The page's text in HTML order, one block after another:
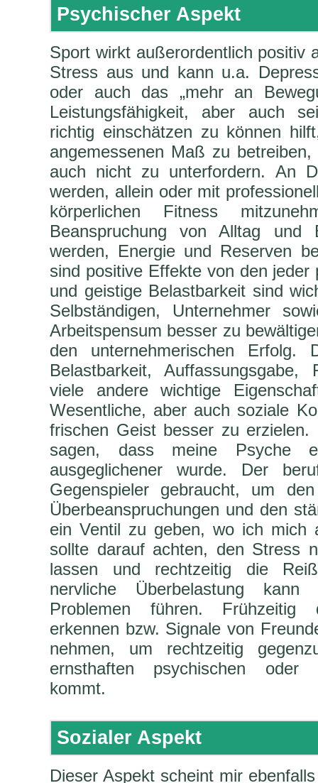
Psychischer Aspekt
Sport wirkt außerordentlich positiv
Stress aus und kann u.a.
oder auch das „mehr an
Leistungsfähigkeit, aber auch
richtig einschätzen zu können
angemessenen Maß zu
auch nicht zu unterfordern. An
werden, allein oder mit
körperlichen Fitness
Beanspruchung von Alltag und
werden, Energie und Reserven
sind positive Effekte von den jeder
und geistige Belastbarkeit sind
Selbständigen, Unternehmer
Arbeitspensum besser zu
den unternehmerischen Erfolg.
Belastbarkeit, Auffassungsgabe,
viele andere wichtige
Wesentliche, aber auch soziale
frischen Geist besser zu
sagen, dass meine Psyche
ausgeglichener wurde. Der
Gegenspieler gebraucht, um
Überbeanspruchungen und den
ein Ventil zu geben, wo ich mich
sollte darauf achten, den Stress
lassen und rechtzeitig die
nervliche Überbelastung
Problemen führen.
erkennen bzw. Signale von
nehmen, um rechtzeitig
ernsthaften psychischen oder
kommt.
Sozialer Aspekt
Dieser Aspekt scheint mir